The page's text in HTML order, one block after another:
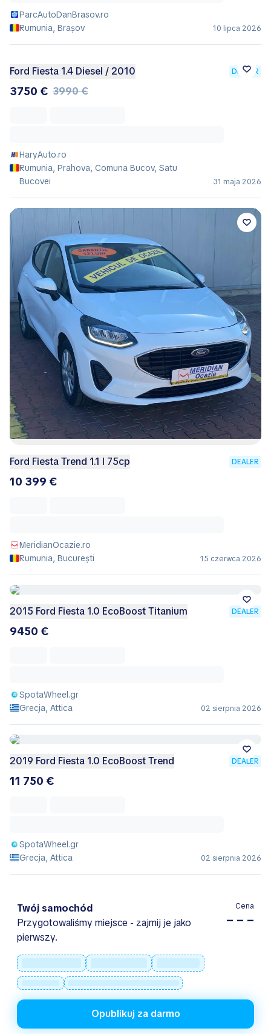
ParcAutoDanBrasov.ro
Rumunia, Brașov
10 lipca 2026
Ford Fiesta 1.4 Diesel / 2010 DEALER
3750 € 3990 €
HaryAuto.ro
Rumunia, Prahova, Comuna Bucov, Satu
Bucovei
31 maja 2026
Ford Fiesta Trend 1.1 I 75cp DEALER
10 399 €
MeridianOcazie.ro
Rumunia, București
15 czerwca 2026
2015 Ford Fiesta 1.0 EcoBoost Titanium DEALER
9450 €
SpotaWheel.gr
Grecja, Attica
02 sierpnia 2026
2019 Ford Fiesta 1.0 EcoBoost Trend DEALER
11 750 €
SpotaWheel.gr
Grecja, Attica
02 sierpnia 2026
Twój samochód
Przygotowaliśmy miejsce - zajmij je jako
pierwszy.
Cena
– – –
Opublikuj za darmo